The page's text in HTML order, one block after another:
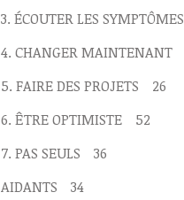
3. ÉCOUTER LES SYMPTÔMES
4. CHANGER MAINTENANT
5. FAIRE DES PROJETS
26
6. ÊTRE OPTIMISTE
52
7. PAS SEULS
36
AIDANTS
34